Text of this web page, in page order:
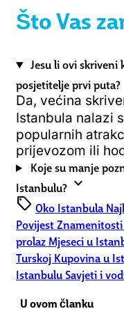
Što Vas
Jesu li ovi skriveni
posjetitelje prvi puta?
Da, većina
Istanbula nalazi
popularnih
prijevozom ili
Koje su manje
Istanbulu? expand_more
sell Oko Istanbula
Povijest
prolaz Mjeseci u
Turskoj Kupovina u
IstanbuluSavjeti i
U ovom članku